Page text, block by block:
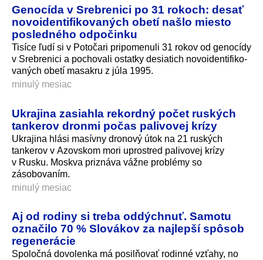
Genocída v Srebrenici po 31 rokoch: desať
novoidentifikovaných obetí našlo miesto
posledného odpočinku
Tisíce ľudí si v Potočari pripomenuli 31 rokov od genocídy
v Srebrenici a pochovali ostatky desiatich novoidentifiko­
vaných obetí masakru z júla 1995.
minulý mesiac
Ukrajina zasiahla rekordný počet ruských
tankerov dronmi počas palivovej krízy
Ukrajina hlási masívny dronový útok na 21 ruských
tankerov v Azovskom mori uprostred palivovej krízy
v Rusku. Moskva priznáva vážne problémy so
zásobovaním.
minulý mesiac
Aj od rodiny si treba oddýchnuť. Samotu
označilo 70 % Slovákov za najlepší spôsob
regenerácie
Spoločná dovolenka má posilňovať rodinné vzťahy, no